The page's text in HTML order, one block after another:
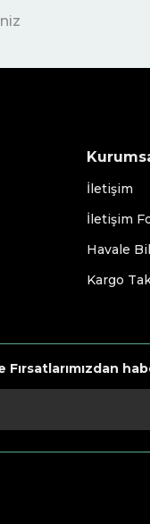
İletişim
İletişim
Havale
Kargo
Fırsatlarımızdan